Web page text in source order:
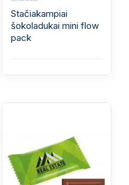
Stačiakampiai
šokoladukai mini flow
pack